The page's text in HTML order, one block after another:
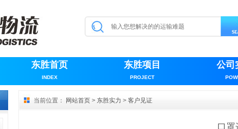
东胜首页
INDEX
东胜项目
PROJECT
公司
当前位置： 网站首页 > 东胜实力 > 客户见证
口